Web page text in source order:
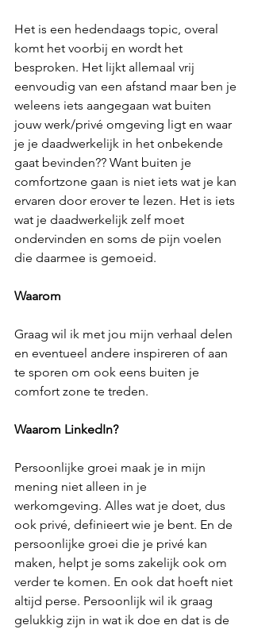
Het is een hedendaags topic, overal
komt het voorbij en wordt het
besproken. Het lijkt allemaal vrij
eenvoudig van een afstand maar ben je
weleens iets aangegaan wat buiten
jouw werk/privé omgeving ligt en waar
je je daadwerkelijk in het onbekende
gaat bevinden?? Want buiten je
comfortzone gaan is niet iets wat je kan
ervaren door erover te lezen. Het is iets
wat je daadwerkelijk zelf moet
ondervinden en soms de pijn voelen
die daarmee is gemoeid.
Waarom
Graag wil ik met jou mijn verhaal delen
en eventueel andere inspireren of aan
te sporen om ook eens buiten je
comfort zone te treden.
Waarom LinkedIn?
Persoonlijke groei maak je in mijn
mening niet alleen in je
werkomgeving. Alles wat je doet, dus
ook privé, definieert wie je bent. En de
persoonlijke groei die je privé kan
maken, helpt je soms zakelijk ook om
verder te komen. En ook dat hoeft niet
altijd perse. Persoonlijk wil ik graag
gelukkig zijn in wat ik doe en dat is de